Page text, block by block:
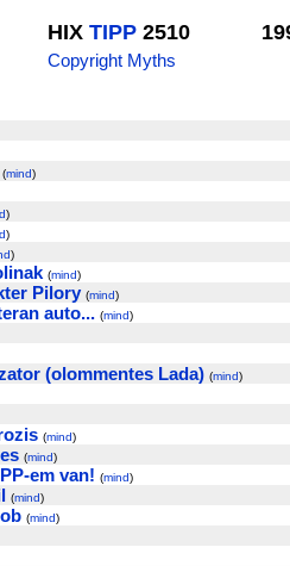
HIX TIPP 2510
Copyright Myths
(mind)
)
)
)
(mind)
Pilory (mind)
auto... (mind)
(olommentes Lada) (mind)
(mind)
(mind)
em van! (mind)
(mind)
(mind)